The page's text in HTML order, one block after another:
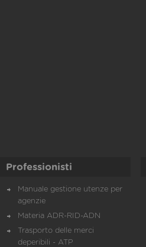
Professionisti
Manuale gestione utenze per
agenzie
Materia ADR-RID-ADN
Trasporto delle merci
deperibili - ATP